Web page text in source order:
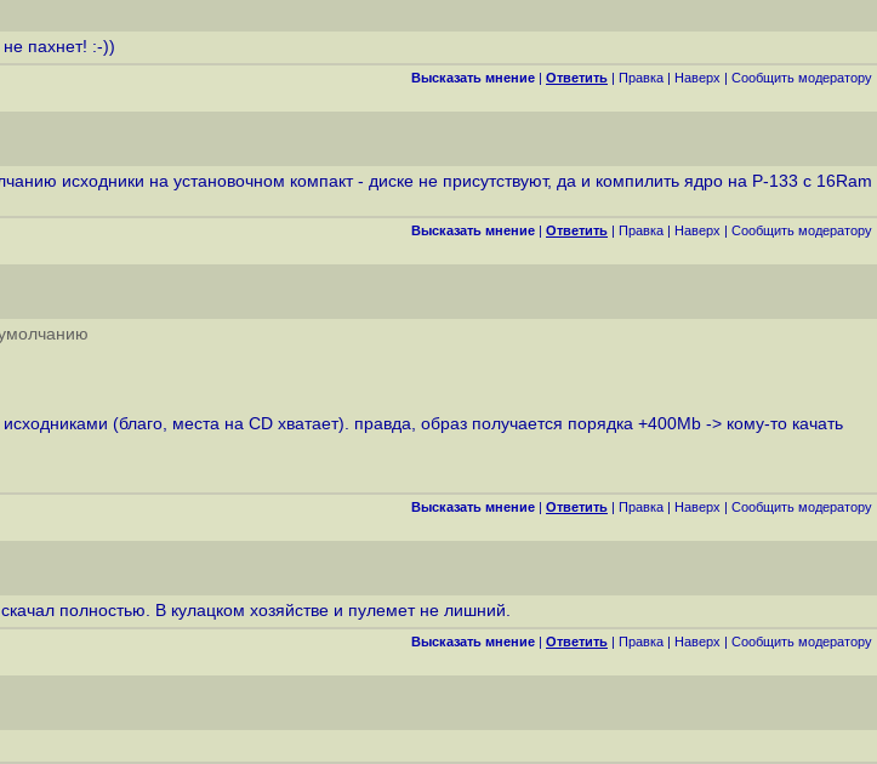
пахнет! :-))
Высказать мнение | Ответить | Правка | Наверх | Cообщить модератору
исходники на установочном компакт - диске не присутствуют, да и компилить ядро на P-133 с 16Ram
Высказать мнение | Ответить | Правка | Наверх | Cообщить модератору
(благо, места на CD хватает). правда, образ получается порядка +400Mb -> кому-то качать
Высказать мнение | Ответить | Правка | Наверх | Cообщить модератору
полностью. В кулацком хозяйстве и пулемет не лишний.
Высказать мнение | Ответить | Правка | Наверх | Cообщить модератору